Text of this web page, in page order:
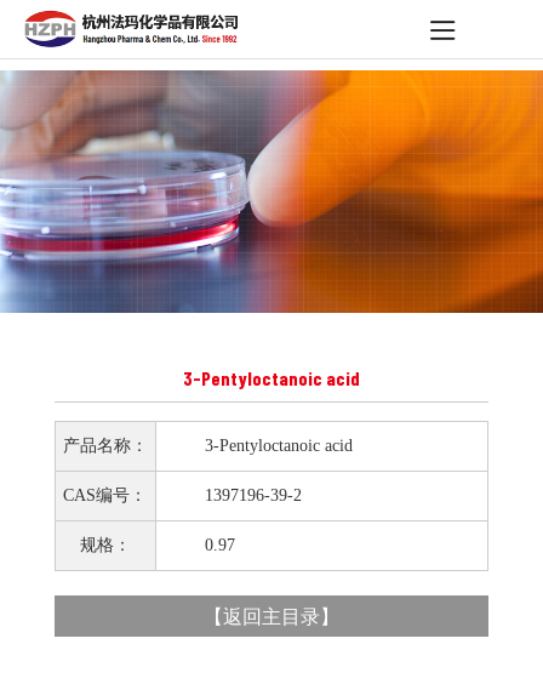
3-Pentyloctanoic acid
产品名称： 3-Pentyloctanoic acid
CAS编号： 1397196-39-2
规格： 0.97
【返回主目录】